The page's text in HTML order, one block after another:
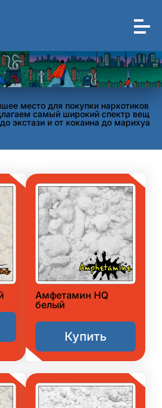
место для покупки наркотиков
самый широкий спектр вещ
экстази и от кокаина до марихуа
Амфетамин HQ
белый
Купить